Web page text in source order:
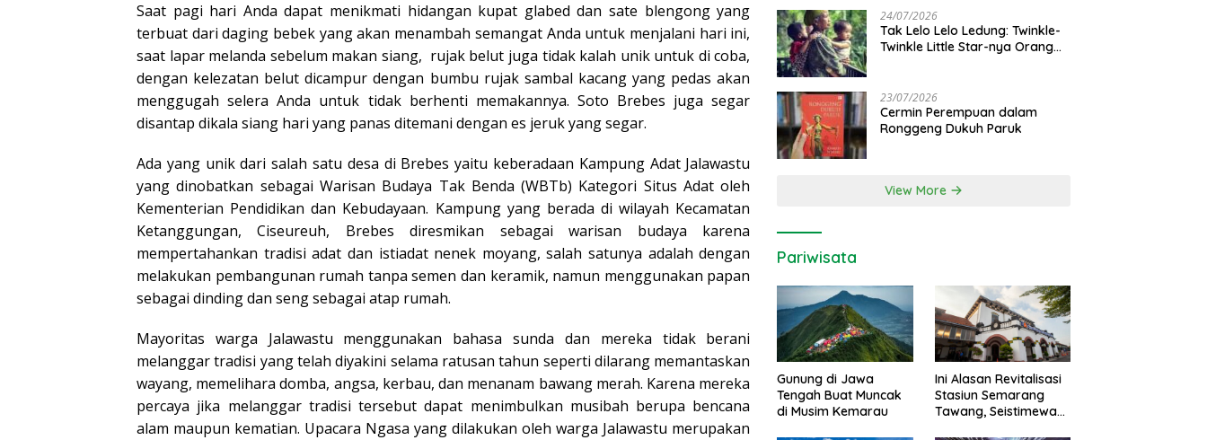
Saat pagi hari Anda dapat menikmati hidangan kupat glabed dan sate blengong yang
terbuat dari daging bebek yang akan menambah semangat Anda untuk menjalani hari ini,
saat lapar melanda sebelum makan siang, rujak belut juga tidak kalah unik untuk di coba,
dengan kelezatan belut dicampur dengan bumbu rujak sambal kacang yang pedas akan
menggugah selera Anda untuk tidak berhenti memakannya. Soto Brebes juga segar
disantap dikala siang hari yang panas ditemani dengan es jeruk yang segar.
Ada yang unik dari salah satu desa di Brebes yaitu keberadaan Kampung Adat Jalawastu
yang dinobatkan sebagai Warisan Budaya Tak Benda (WBTb) Kategori Situs Adat oleh
Kementerian Pendidikan dan Kebudayaan. Kampung yang berada di wilayah Kecamatan
Ketanggungan, Ciseureuh, Brebes diresmikan sebagai warisan budaya karena
mempertahankan tradisi adat dan istiadat nenek moyang, salah satunya adalah dengan
melakukan pembangunan rumah tanpa semen dan keramik, namun menggunakan papan
sebagai dinding dan seng sebagai atap rumah.
Mayoritas warga Jalawastu menggunakan bahasa sunda dan mereka tidak berani
melanggar tradisi yang telah diyakini selama ratusan tahun seperti dilarang memantaskan
wayang, memelihara domba, angsa, kerbau, dan menanam bawang merah. Karena mereka
percaya jika melanggar tradisi tersebut dapat menimbulkan musibah berupa bencana
alam maupun kematian. Upacara Ngasa yang dilakukan oleh warga Jalawastu merupakan
24/07/2026
Tak Lelo Lelo Ledung: Twinkle-
Twinkle Little Star-nya Orang
23/07/2026
Cermin Perempuan dalam
Ronggeng Dukuh Paruk
View More
Pariwisata
Gunung di Jawa
Tengah Buat Muncak
di Musim Kemarau
Ini Alasan Revitalisasi
Stasiun Semarang
Tawang, Seistimewa